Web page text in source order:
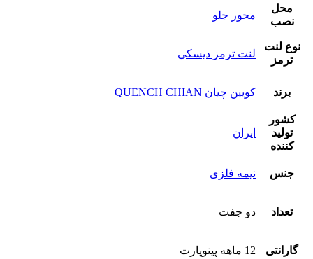
محل
نصب
محور جلو
نوع لنت
ترمز
لنت ترمز دیسکی
برند کویین چیان QUENCH CHIAN
کشور
تولید
کننده
ایران
جنس نیمه فلزی
تعداد دو جفت
گارانتی 12 ماهه پینوپارت